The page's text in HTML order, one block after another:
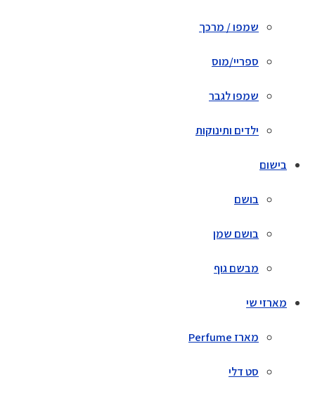
שמפו / מרכך
ספריי/מוס
שמפו לגבר
ילדים ותינוקות
בישום
בושם
בושם שמן
מבשם גוף
מארזי שי
מארז Perfume
סט דלי